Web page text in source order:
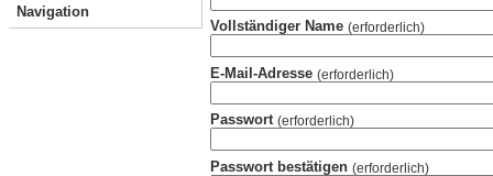
Navigation
Vollständiger Name (erforderlich)
E-Mail-Adresse (erforderlich)
Passwort (erforderlich)
Passwort bestätigen (erforderlich)